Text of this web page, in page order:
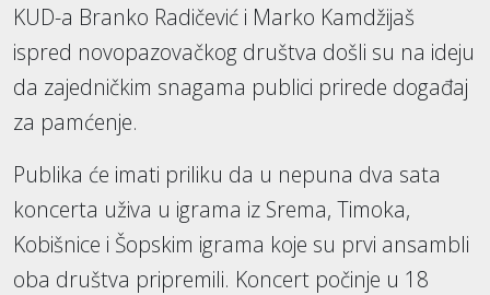
KUD-a Branko Radičević i Marko Kamdžijaš
ispred novopazovačkog društva došli su na ideju
da zajedničkim snagama publici prirede događaj
za pamćenje.
Publika će imati priliku da u nepuna dva sata
koncerta uživa u igrama iz Srema, Timoka,
Kobišnice i Šopskim igrama koje su prvi ansambli
oba društva pripremili. Koncert počinje u 18